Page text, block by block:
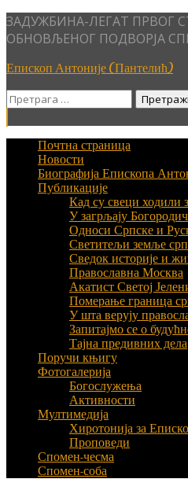
Skip
to
ЗАДУЖБИНА-ЛЕГАТ ПРВОГ
ОБНОВЉЕНОГ ПОДВОРЈА
Епископ Антоније (Пантелић)
Претрага
Почтна страница
Новости
Биографија Епископа
Публикације
Кад су свеци ходили
У загрљају
Односи Српске и
Светитељи земље
Сведок историје и
Православна Москва
Акатист Светој
Померање граница
У шта верују
Запитајмо се о
Тајна предивних дела
Поручи књигу
Фотогалерија
Богослужења
Активности
Мултимедија
Хиротонија за
Проповеди
Спомен-чесма
Спомен-соба